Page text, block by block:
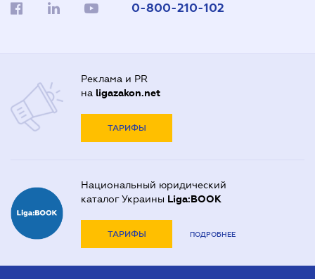
0-800-210-102
Реклама и PR
на ligazakon.net
ТАРИФЫ
Национальный юридический
каталог Украины Liga:BOOK
ТАРИФЫ ПОДРОБНЕЕ